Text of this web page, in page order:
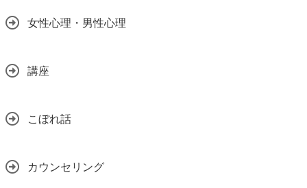
女性心理・男性心理
講座
こぼれ話
カウンセリング